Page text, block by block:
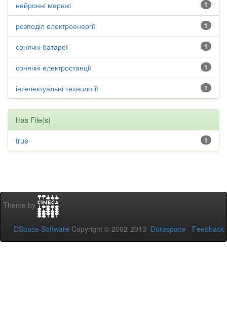
1
нейронні мережі
1
розподіл електроенергії
1
сонячні батареї
1
сонячні електростанції
1
інтелектуальні технології
Has File(s)
1
true
Theme by
DSpace Software Copyright © 2002-2013 Duraspace - Feedback